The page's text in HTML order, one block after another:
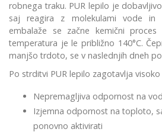
robnega traku. PUR lepilo je
saj reagira z molekulami vode
embalaže se začne kemični proces
temperatura je le približno 140°C.
manjšo trdoto, se v naslednjih dneh
Po strditvi PUR lepilo zagotavlja
Nepremagljiva odpornost na
Izjemna odpornost na toploto,
ponovno aktivirati